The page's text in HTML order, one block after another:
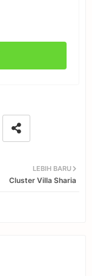
LEBIH BARU
Cluster Villa Sharia